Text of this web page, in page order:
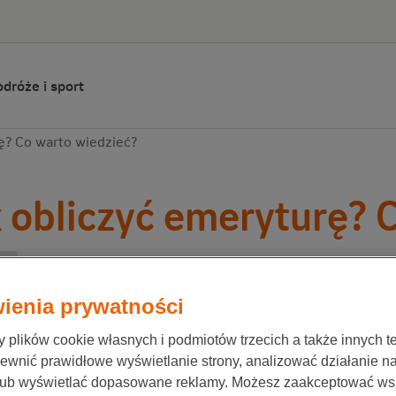
i sport
Co warto wiedzieć?
emeryturę?
Nederlanden 12 kwietnia 2020
się, jak obliczyć emeryturę? Bez względu
dowiesz się, jak oszacować przyszłą wysokość
prywatności
plików cookie własnych i podmiotów trzecich a także innych
prawidłowe wyświetlanie strony, analizować działanie
wyświetlać dopasowane reklamy. Możesz zaakceptować